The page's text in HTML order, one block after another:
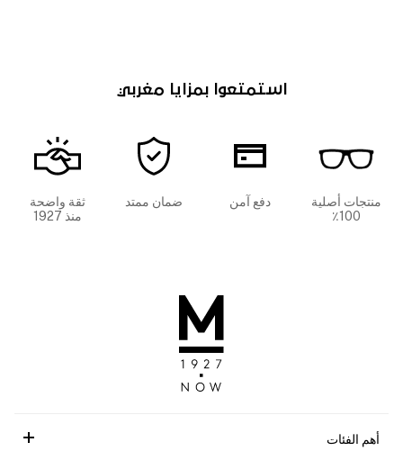
استمتعوا بمزايا مغربي
منتجات أصلية
100٪
دفع آمن ضمان ممتد
ثقة واضحة
منذ 1927
أهم الفئات